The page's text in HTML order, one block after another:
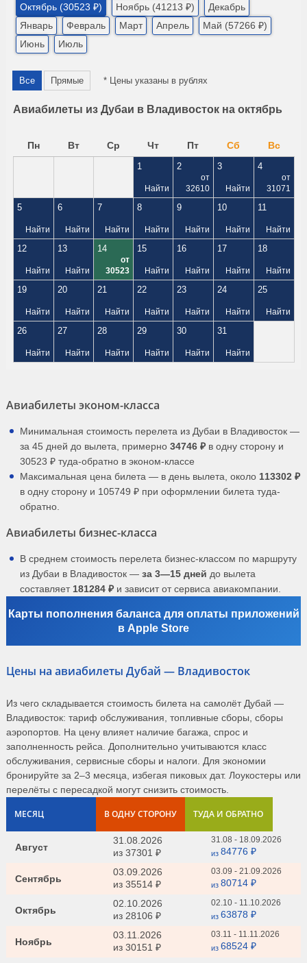
Октябрь (30523 ₽)
Ноябрь (41213 ₽)
Декабрь
Январь
Февраль Март Апрель
Май (57266 ₽)
Июнь
Июль
Все Прямые * Цены указаны в рублях
Авиабилеты из Дубаи в Владивосток на октябрь
Пн Вт Ср Чт Пт Сб Вс
1
Найти
2
от
32610
3
Найти
4
от
31071
5
Найти
6
Найти
7
Найти
8
Найти
9
Найти
10
Найти
11
Найти
12
Найти
13
Найти
14
от
30523
15
Найти
16
Найти
17
Найти
18
Найти
19
Найти
20
Найти
21
Найти
22
Найти
23
Найти
24
Найти
25
Найти
26
Найти
27
Найти
28
Найти
29
Найти
30
Найти
31
Найти
Авиабилеты эконом-класса
Минимальная стоимость перелета из Дубаи в Владивосток —
за 45 дней до вылета, примерно 34746 ₽ в одну сторону и
30523 ₽ туда-обратно в эконом-классе
Максимальная цена билета — в день вылета, около 113302 ₽
в одну сторону и 105749 ₽ при оформлении билета туда-
обратно.
Авиабилеты бизнес-класса
В среднем стоимость перелета бизнес-классом по маршруту
из Дубаи в Владивосток — за 3—15 дней до вылета
составляет 181284 ₽ и зависит от сервиса авиакомпании.
Карты пополнения баланса для оплаты приложений
в Apple Store
Цены на авиабилеты Дубай — Владивосток
Из чего складывается стоимость билета на самолёт Дубай —
Владивосток: тариф обслуживания, топливные сборы, сборы
аэропортов. На цену влияет наличие багажа, спрос и
заполненность рейса. Дополнительно учитываются класс
обслуживания, сервисные сборы и налоги. Для экономии
бронируйте за 2–3 месяца, избегая пиковых дат. Лоукостеры или
перелёты с пересадкой могут снизить стоимость.
МЕСЯЦ В ОДНУ СТОРОНУ ТУДА И ОБРАТНО
Август
31.08.2026
из 37301 ₽
31.08 - 18.09.2026
из 84776 ₽
Сентябрь
03.09.2026
из 35514 ₽
03.09 - 21.09.2026
из 80714 ₽
Октябрь
02.10.2026
из 28106 ₽
02.10 - 11.10.2026
из 63878 ₽
Ноябрь
03.11.2026
из 30151 ₽
03.11 - 11.11.2026
из 68524 ₽